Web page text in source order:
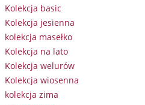
Kolekcja basic
Kolekcja jesienna
kolekcja masełko
Kolekcja na lato
Kolekcja welurów
Kolekcja wiosenna
kolekcja zima